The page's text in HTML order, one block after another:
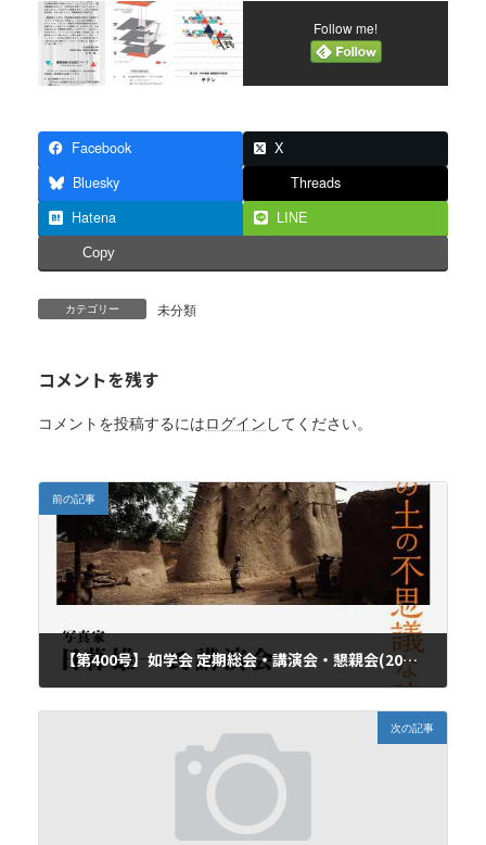
Follow me!
Facebook
X
Bluesky
Threads
Hatena
LINE
Copy
カテゴリー 未分類
コメントを残す
コメントを投稿するにはログイン してください。
前の記事
【第400号】如学会 定期総会・講演会・懇親会(2025年度)へのお誘い〔講演会の開始時刻変更〕
次の記事